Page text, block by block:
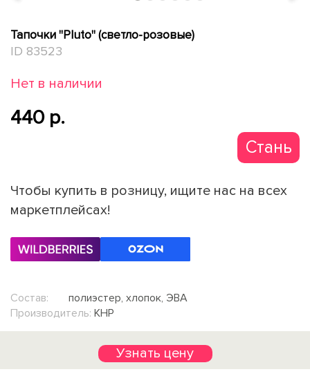
Тапочки "Pluto" (светло-розовые)
ID 83523
Нет в наличии
440 p.
Стань
Чтобы купить в розницу, ищите нас на всех
маркетплейсах!
Состав:
полиэстер, хлопок, ЭВА
Производитель: КНР
Узнать цену